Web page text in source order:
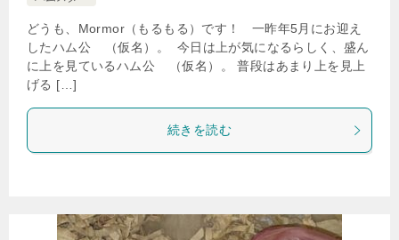
どうも、Mormor（もるもる）です！ 一昨年5月にお迎え
したハム公
（仮名）。 今日は上が気になるらしく、盛ん
に上を見ているハム公
（仮名）。 普段はあまり上を見上
げる […]
続きを読む